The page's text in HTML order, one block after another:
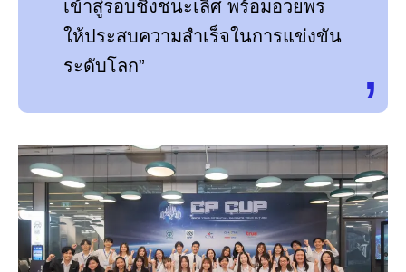
เข้าสู่รอบชิงชนะเลิศ พร้อมอวยพร
ให้ประสบความสำเร็จในการแข่งขัน
ระดับโลก”